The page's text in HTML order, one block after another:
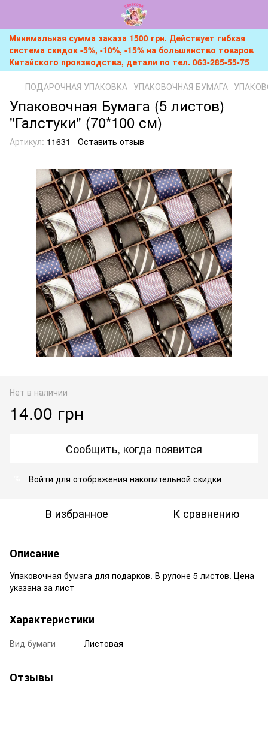
Минимальная сумма заказа 1500 грн. Действует гибкая
система скидок -5%, -10%, -15% на большинство товаров
Китайского производства, детали по тел. 063-285-55-75
ПОДАРОЧНАЯ УПАКОВКА УПАКОВОЧНАЯ БУМАГА
Упаковочная Бумага (5 листов)
"Галстуки" (70*100 см)
Артикул: 11631 Оставить отзыв
Нет в наличии
14.00 грн
Сообщить, когда появится
Войти для отображения накопительной скидки
В избранное К сравнению
Описание
Упаковочная бумага для подарков. В рулоне 5 листов. Цена
указана за лист
Характеристики
Вид бумаги Листовая
Отзывы